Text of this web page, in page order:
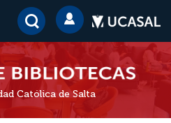
Católica de Salta